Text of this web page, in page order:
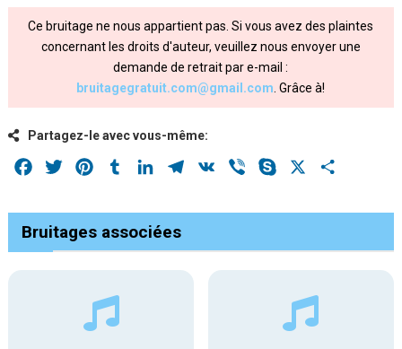
Ce bruitage ne nous appartient pas. Si vous avez des plaintes
concernant les droits d'auteur, veuillez nous envoyer une
demande de retrait par e-mail :
bruitagegratuit.com@gmail.com . Grâce à!
Partagez-le avec vous-même:
Facebook
Twitter PinterestTumblrLinkedInTelegram
VK Viber Skype
Bruitages associées